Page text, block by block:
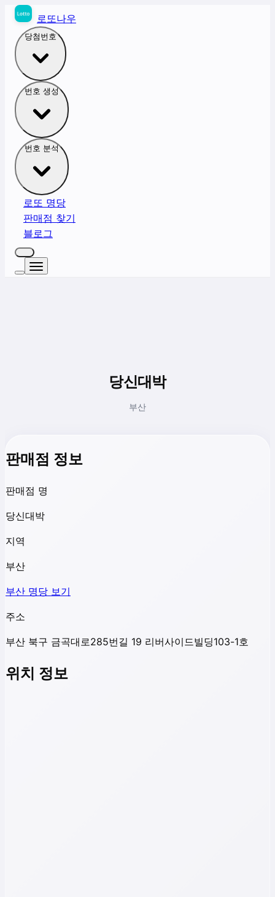
로또나우
당첨번호
번호 생성
번호 분석
로또 명당
판매점 찾기
블로그
당신대박
부산
판매점 정보
판매점 명
당신대박
지역
부산
부산 명당 보기
주소
부산 북구 금곡대로285번길 19 리버사이드빌딩103-1호
위치 정보